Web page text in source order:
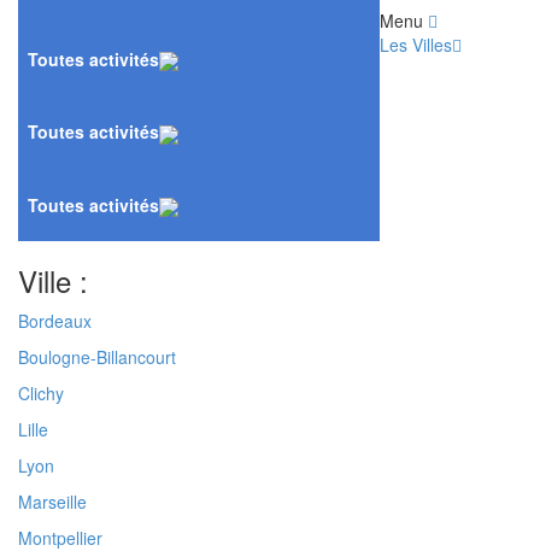
Toutes activités
Toutes activités
Toutes activités
Menu
Les Villes
Ville :
Bordeaux
Boulogne-Billancourt
Clichy
Lille
Lyon
Marseille
Montpellier